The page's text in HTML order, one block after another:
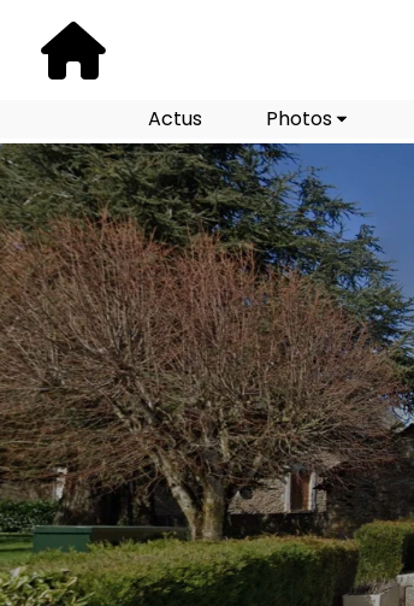
Actus Photos